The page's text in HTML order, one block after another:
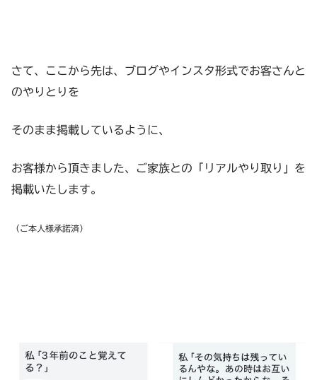
さて、ここから先は、ブログやインスタ形式でお客さんと
のやりとりを
そのまま掲載しているように、
お客様から頂きました、ご家族との「リアルやり取り」を
掲載いたします。
（ご本人様承諾済）